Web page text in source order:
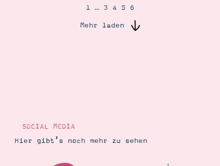
1 … 3 4 5 6
Mehr laden
SOCIAL MEDIA
Hier gibt’s noch mehr zu sehen